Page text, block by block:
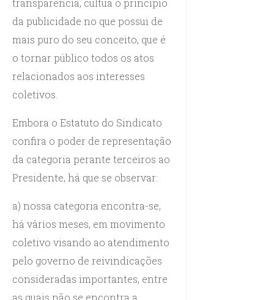
transparência, cultua o princípio
da publicidade no que possui de
mais puro do seu conceito, que é
o tornar público todos os atos
relacionados aos interesses
coletivos.
Embora o Estatuto do Sindicato
confira o poder de representação
da categoria perante terceiros ao
Presidente, há que se observar:
a) nossa categoria encontra-se,
há vários meses, em movimento
coletivo visando ao atendimento
pelo governo de reivindicações
consideradas importantes, entre
as quais não se encontra a